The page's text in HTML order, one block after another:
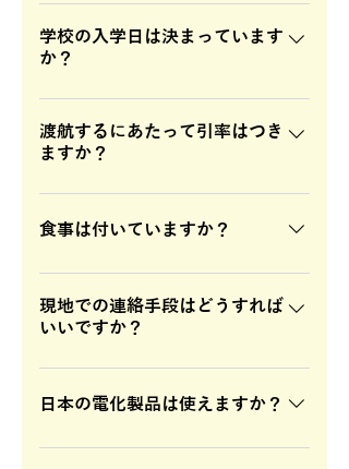
年齢制限はございません。2019年3月
現在、小学3年生から80歳の方まで
留学に来て頂きました。マンツーマ
とができます。 親子留学以外で、15
合、WEG申請が必要となり、別途費
用がかかります。申請を行えば、引
学校の入学日は決まっています
か？
特に入学日は決まっていません。ご
予定に合わせたプランをお作り致し
ます。3泊4日からプランをお作りで
ます。
渡航するにあたって引率はつき
ますか？
15歳未満のお子様の場合、責任をも
って引率をさせていただきます。15
要はありませんので、お客様ご自身
で現地まで渡航していただけます。
その場合でも、スタッフが現地の空
食事は付いていますか？
食事は、ホテル滞在の場合ビュッフ
ェスタイルの朝食のみついていま
す。昼食・夕食は、滞在先周辺のレ
ますが、その場合には、ランチボッ
現地での連絡手段はどうすれば
いいですか？
サミットサークルホテルにはWi-Fiが
設置されてありますので、日本から
ご利用いただけます。また、現地で
日本の電化製品は使えますか？
日本で使われている電圧は100V、フ